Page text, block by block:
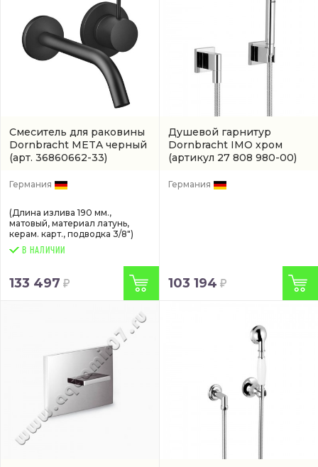
Смеситель для раковины
Dornbracht META черный
(арт. 36860662-33)
Германия
(Длина излива 190 мм.,
матовый, материал латунь,
керам. карт., подводка 3/8")
В НАЛИЧИИ
133 497
Душевой гарнитур
Dornbracht IMO хром
(артикул 27 808 980-00)
Германия
103 194